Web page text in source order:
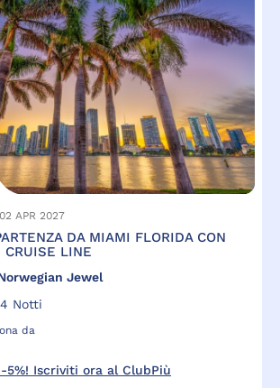
02 APR 2027
DA MIAMI FLORIDA CON
CRUISE LINE
Jewel
4 Notti
da
5%! Iscriviti ora al ClubPiù